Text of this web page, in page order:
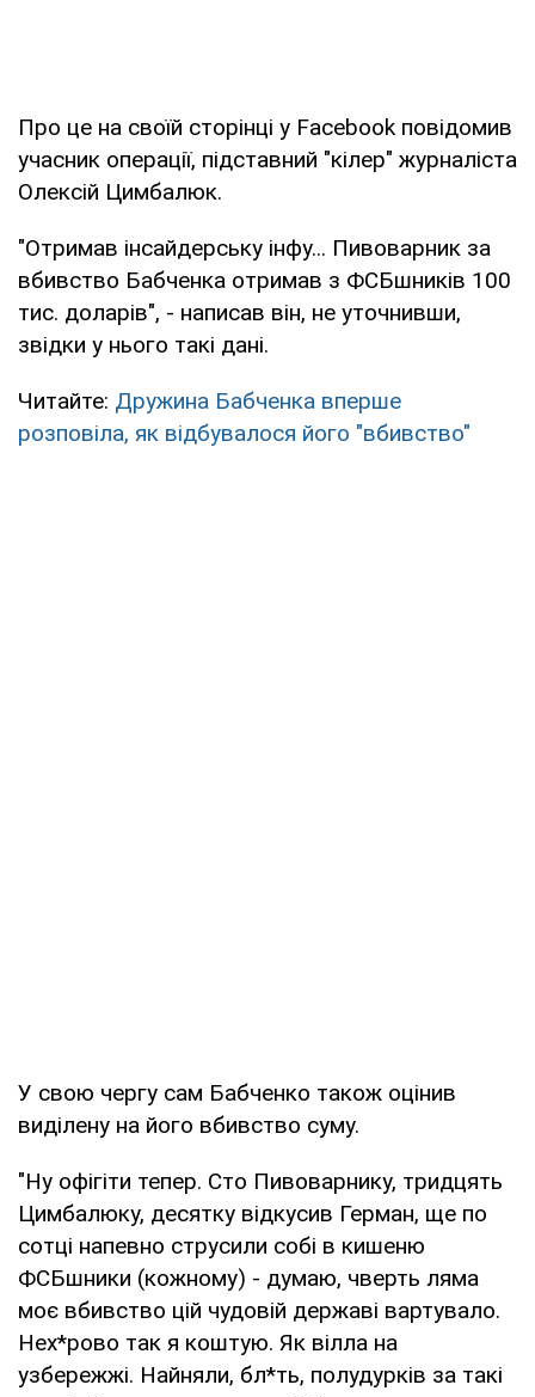
Про це на своїй сторінці у Facebook повідомив
учасник операції, підставний "кілер" журналіста
Олексій Цимбалюк.
"Отримав інсайдерську інфу... Пивоварник за
вбивство Бабченка отримав з ФСБшників 100
тис. доларів", - написав він, не уточнивши,
звідки у нього такі дані.
Читайте: Дружина Бабченка вперше
розповіла, як відбувалося його "вбивство"
У свою чергу сам Бабченко також оцінив
виділену на його вбивство суму.
"Ну офігіти тепер. Сто Пивоварнику, тридцять
Цимбалюку, десятку відкусив Герман, ще по
сотці напевно струсили собі в кишеню
ФСБшники (кожному) - думаю, чверть ляма
моє вбивство цій чудовій державі вартувало.
Нех*рово так я коштую. Як вілла на
узбережжі. Найняли, бл*ть, полудурків за такі